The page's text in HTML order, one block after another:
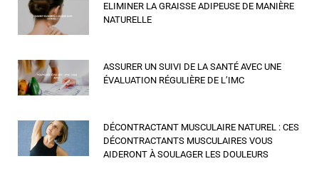
ELIMINER LA GRAISSE ADIPEUSE DE MANIÈRE
NATURELLE
ASSURER UN SUIVI DE LA SANTÉ AVEC UNE
ÉVALUATION RÉGULIÈRE DE L’IMC
DÉCONTRACTANT MUSCULAIRE NATUREL : CES
DÉCONTRACTANTS MUSCULAIRES VOUS
AIDERONT À SOULAGER LES DOULEURS